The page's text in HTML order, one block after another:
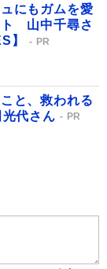
にもガムを愛
ト 山中千尋さ
】
PR
と、救われる
代さん
PR